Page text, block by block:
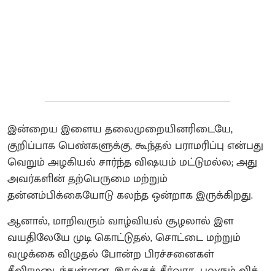
இன்றைய இளைய தலைமுறையினரிடையே,
குறிப்பாக பெண்களுக்கு, கூந்தல் பராமரிப்பு என்பது
வெறும் அழகியல் சார்ந்த விஷயம் மட்டுமல்ல; அது
அவர்களின் தற்பெருமை மற்றும்
தன்னம்பிக்கையோடு கலந்த ஒன்றாக இருக்கிறது.
ஆனால், மாறிவரும் வாழ்வியல் சூழலால் இள
வயதிலேயே முடி கொட்டுதல், சொட்டை மற்றும்
வழுக்கை விழுதல் போன்ற பிரச்சனைகள்